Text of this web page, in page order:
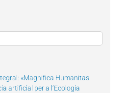
«Magnifica Humanitas:
artificial per a l’Ecologia